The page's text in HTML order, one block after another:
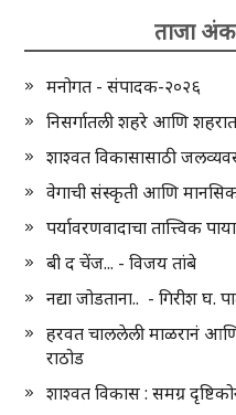
ताजा
मनोगत - संपादक-२०२६
निसर्गातली शहरे आणि
शाश्वत विकासासाठी
वेगाची संस्कृती आणि
पर्यावरणवादाचा तात्त्विक
बी द चेंज... - विजय तांबे
नद्या जोडताना.. - गिरीश घ.
हरवत चाललेली माळरानं आणि
राठोड
शाश्वत विकास : समग्र